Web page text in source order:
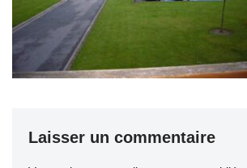
Laisser un commentaire